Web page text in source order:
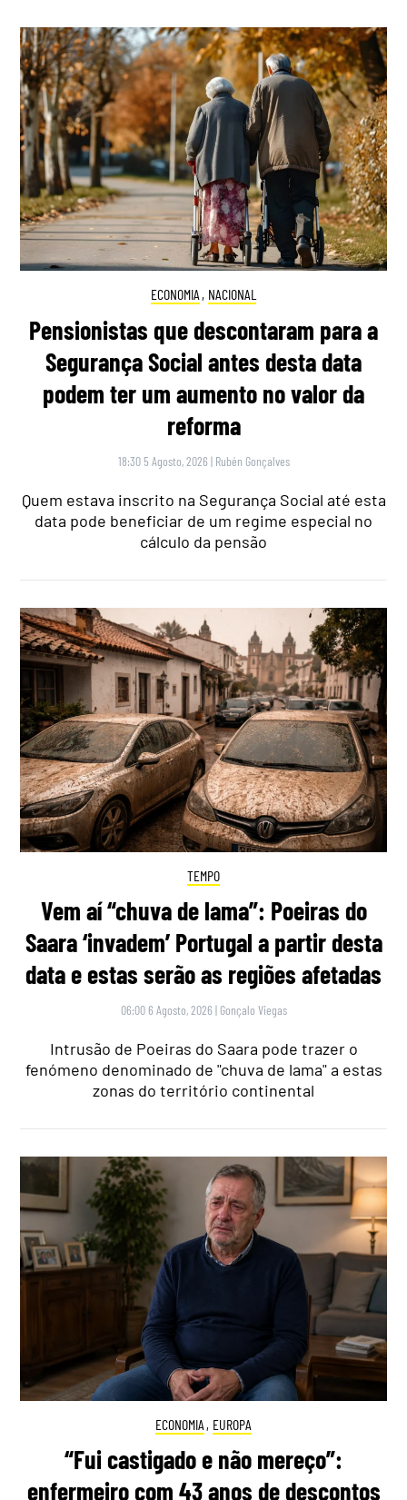
ECONOMIA , NACIONAL
Pensionistas que descontaram para a
Segurança Social antes desta data
podem ter um aumento no valor da
reforma
18:30 5 Agosto, 2026 | Rubén Gonçalves
Quem estava inscrito na Segurança Social até esta
data pode beneficiar de um regime especial no
cálculo da pensão
TEMPO
Vem aí “chuva de lama”: Poeiras do
Saara ‘invadem’ Portugal a partir desta
data e estas serão as regiões afetadas
06:00 6 Agosto, 2026 | Gonçalo Viegas
Intrusão de Poeiras do Saara pode trazer o
fenómeno denominado de "chuva de lama" a estas
zonas do território continental
ECONOMIA , EUROPA
“Fui castigado e não mereço”:
enfermeiro com 43 anos de descontos